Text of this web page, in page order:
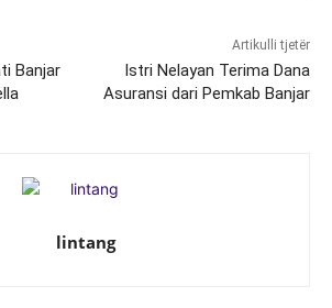
Banjar
Artikulli tjetër
Istri Nelayan Terima Dana
Asuransi dari Pemkab Banjar
lintang